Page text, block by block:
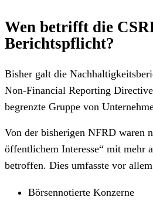
Wen betrifft die
Berichtspflicht?
Bisher galt die
Non-Financial Reporting
begrenzte Gruppe von
Von der bisherigen NFRD waren
öffentlichem Interesse“ mit mehr
betroffen. Dies umfasste vor
Börsennotierte Konzerne